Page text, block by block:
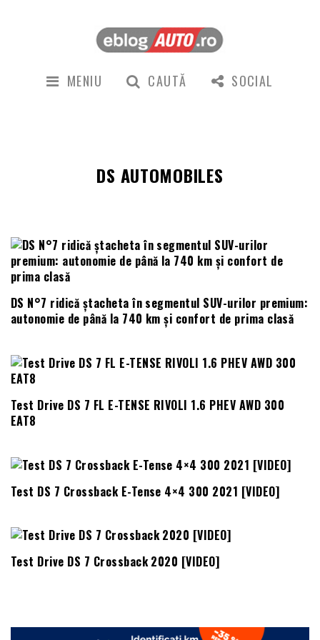
MENIU CAUTĂ SOCIAL
DS AUTOMOBILES
DS N°7 ridică ștacheta în segmentul SUV-urilor premium:
autonomie de până la 740 km și confort de prima clasă
Test Drive DS 7 FL E-TENSE RIVOLI 1.6 PHEV AWD 300
EAT8
Test DS 7 Crossback E-Tense 4×4 300 2021 [VIDEO]
Test Drive DS 7 Crossback 2020 [VIDEO]